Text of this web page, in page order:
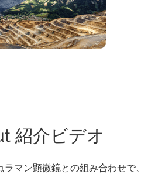
紹介ビデオ
マン顕微鏡との組み合わせで、